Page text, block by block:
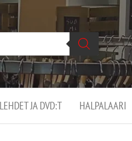
JA DVD:T HALPALAARI